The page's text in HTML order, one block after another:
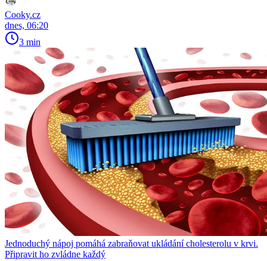
Cooky.cz
dnes, 06:20
3 min
Jednoduchý nápoj pomáhá zabraňovat ukládání cholesterolu v krvi.
Připravit ho zvládne každý